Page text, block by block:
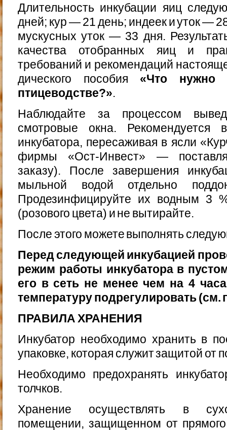
Длительность инкубации яиц
дней; кур — 21 день; индеек и уток —
мускусных уток — 33 дня.
качества отобранных яиц и
требований и рекомендаций
дического пособия «Что нужно
птицеводстве?».
Наблюдайте за процессом
смотровые окна. Рекомендуется
инкубатора, пересаживая в ясли
фирмы «Ост-Инвест» —
заказу). После завершения
мыльной водой отдельно
Продезинфицируйте их водным 3
(розового цвета) и не вытирайте.
После этого можете выполнять
Перед следующей инкубацией
режим работы инкубатора в
его в сеть не менее чем на 4
температуру подрегулировать (см.
ПРАВИЛА ХРАНЕНИЯ
Инкубатор необходимо хранить в
упаковке, кото­рая служит защитой от
Необходимо предохранять
толчков.
Хранение осуществлять в
помещении, защищенном от